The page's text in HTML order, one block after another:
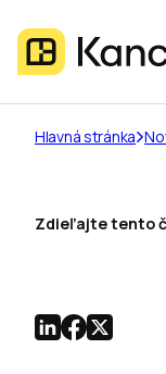
Hlavná stránka
Zdieľajte tento